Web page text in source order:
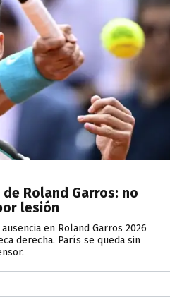
Roland Garros: no
lesión
en Roland Garros 2026
derecha. París se queda sin